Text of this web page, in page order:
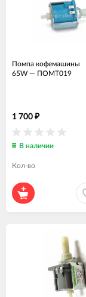
Помпа кофемашины
65W — ПОМТ019
1 700 ₽
В наличии
Кол-во